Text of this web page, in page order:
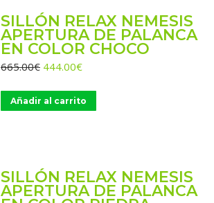
SILLÓN RELAX NEMESIS
APERTURA DE PALANCA
EN COLOR CHOCO
665.00€ El
original
era:
444.00€El
actual
es:
Añadir al carrito
SILLÓN RELAX NEMESIS
APERTURA DE PALANCA